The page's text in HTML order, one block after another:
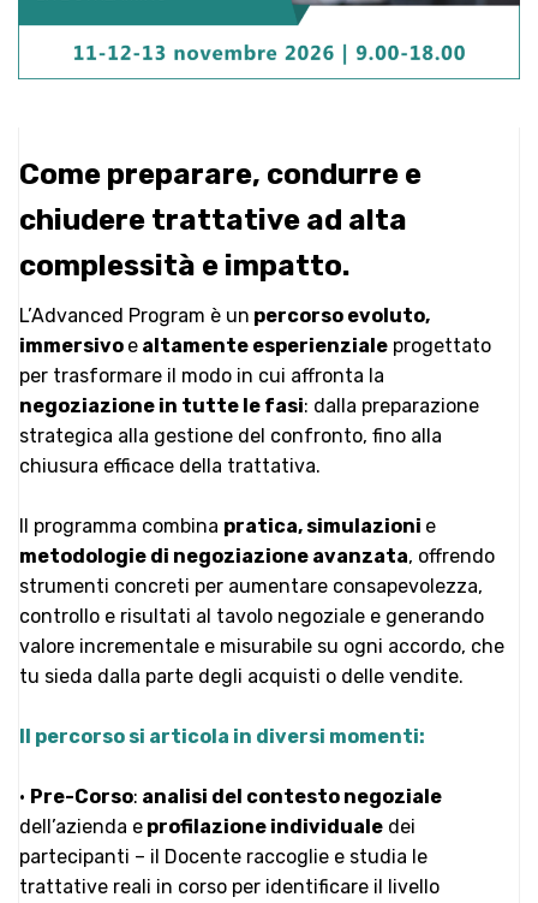
Come preparare, condurre e
chiudere trattative ad alta
complessità e impatto.
L’Advanced Program è un percorso evoluto,
immersivo e altamente esperienziale progettato
per trasformare il modo in cui affronta la
negoziazione in tutte le fasi: dalla preparazione
strategica alla gestione del confronto, fino alla
chiusura efficace della trattativa.
Il programma combina pratica, simulazioni e
metodologie di negoziazione avanzata, offrendo
strumenti concreti per aumentare consapevolezza,
controllo e risultati al tavolo negoziale e generando
valore incrementale e misurabile su ogni accordo, che
tu sieda dalla parte degli acquisti o delle vendite.
Il percorso si articola in diversi momenti:
• Pre-Corso: analisi del contesto negoziale
dell’azienda e profilazione individuale dei
partecipanti – il Docente raccoglie e studia le
trattative reali in corso per identificare il livello